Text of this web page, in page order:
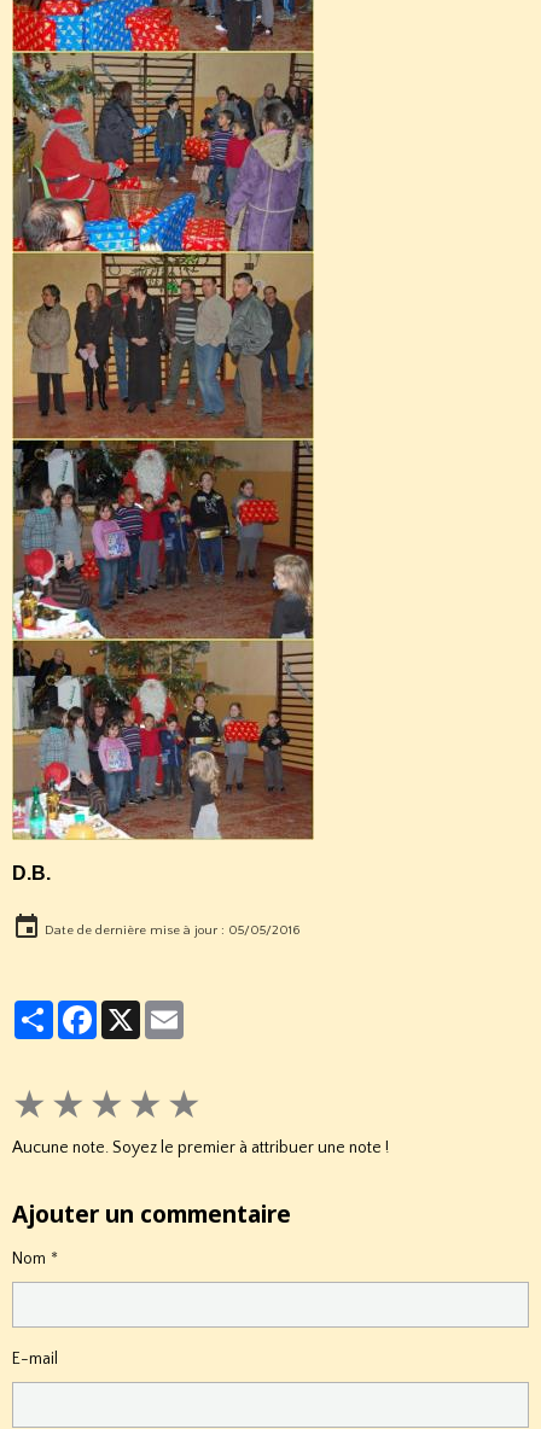
D.B.
Date de dernière mise à jour : 05/05/2016
PartagerFacebook
X
★ ★ ★ ★ ★
Aucune note. Soyez le premier à attribuer une note !
Ajouter un commentaire
Nom
E-mail